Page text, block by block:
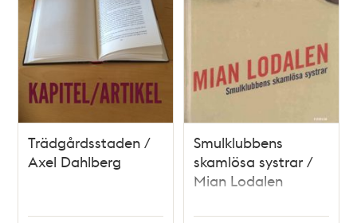
Trädgårdsstaden /
Axel Dahlberg
Smulklubbens
skamlösa systrar /
Mian Lodalen